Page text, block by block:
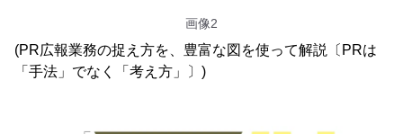
画像2
(PR広報業務の捉え方を、豊富な図を使って解説〔PRは
「手法」でなく「考え方」〕)